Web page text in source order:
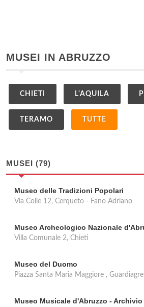
MUSEI IN ABRUZZO
CHIETI L'AQUILA
TERAMO TUTTE
MUSEI (79)
Museo delle Tradizioni Popolari
Via Colle 12, Cerqueto - Fano Adriano
Museo Archeologico Nazionale
Villa Comunale 2, Chieti
Museo del Duomo
Piazza Santa Maria Maggiore ,
Museo Musicale d'Abruzzo -